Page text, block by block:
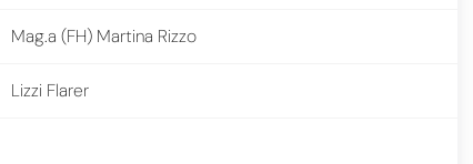
Mag.a (FH) Martina Rizzo
Lizzi Flarer